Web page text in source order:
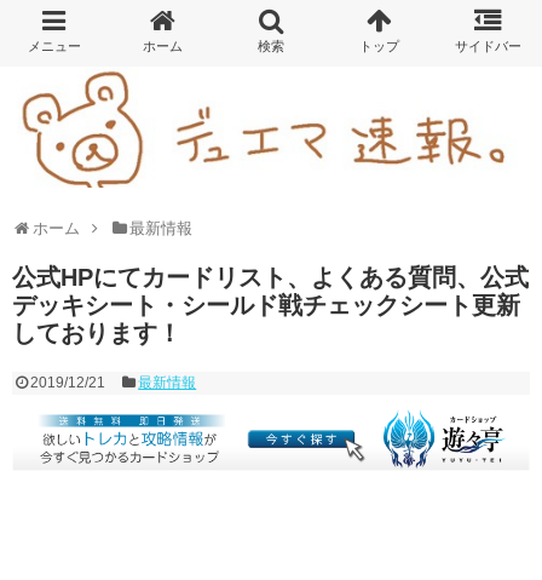
ホーム 最新情報
公式HPにてカードリスト、よくある質問、公式
デッキシート・シールド戦チェックシート更新
しております！
2019/12/21 最新情報